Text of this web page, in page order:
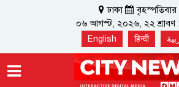
ঢাকা
বৃহস্পতিবার
০৬ আগস্ট, ২০২৬, ২২ শ্রাবণ
English हिन्दी